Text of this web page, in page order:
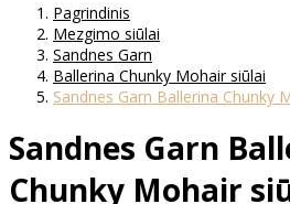
Pagrindinis
Mezgimo siūlai
Sandnes Garn
Ballerina Chunky Mohair siūlai
Sandnes Garn Ballerina Chunky
Sandnes Garn
Chunky Mohair